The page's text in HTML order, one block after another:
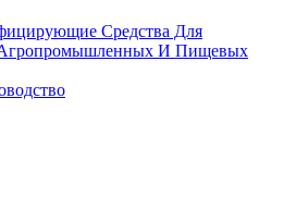
Средства Для
И Пищевых